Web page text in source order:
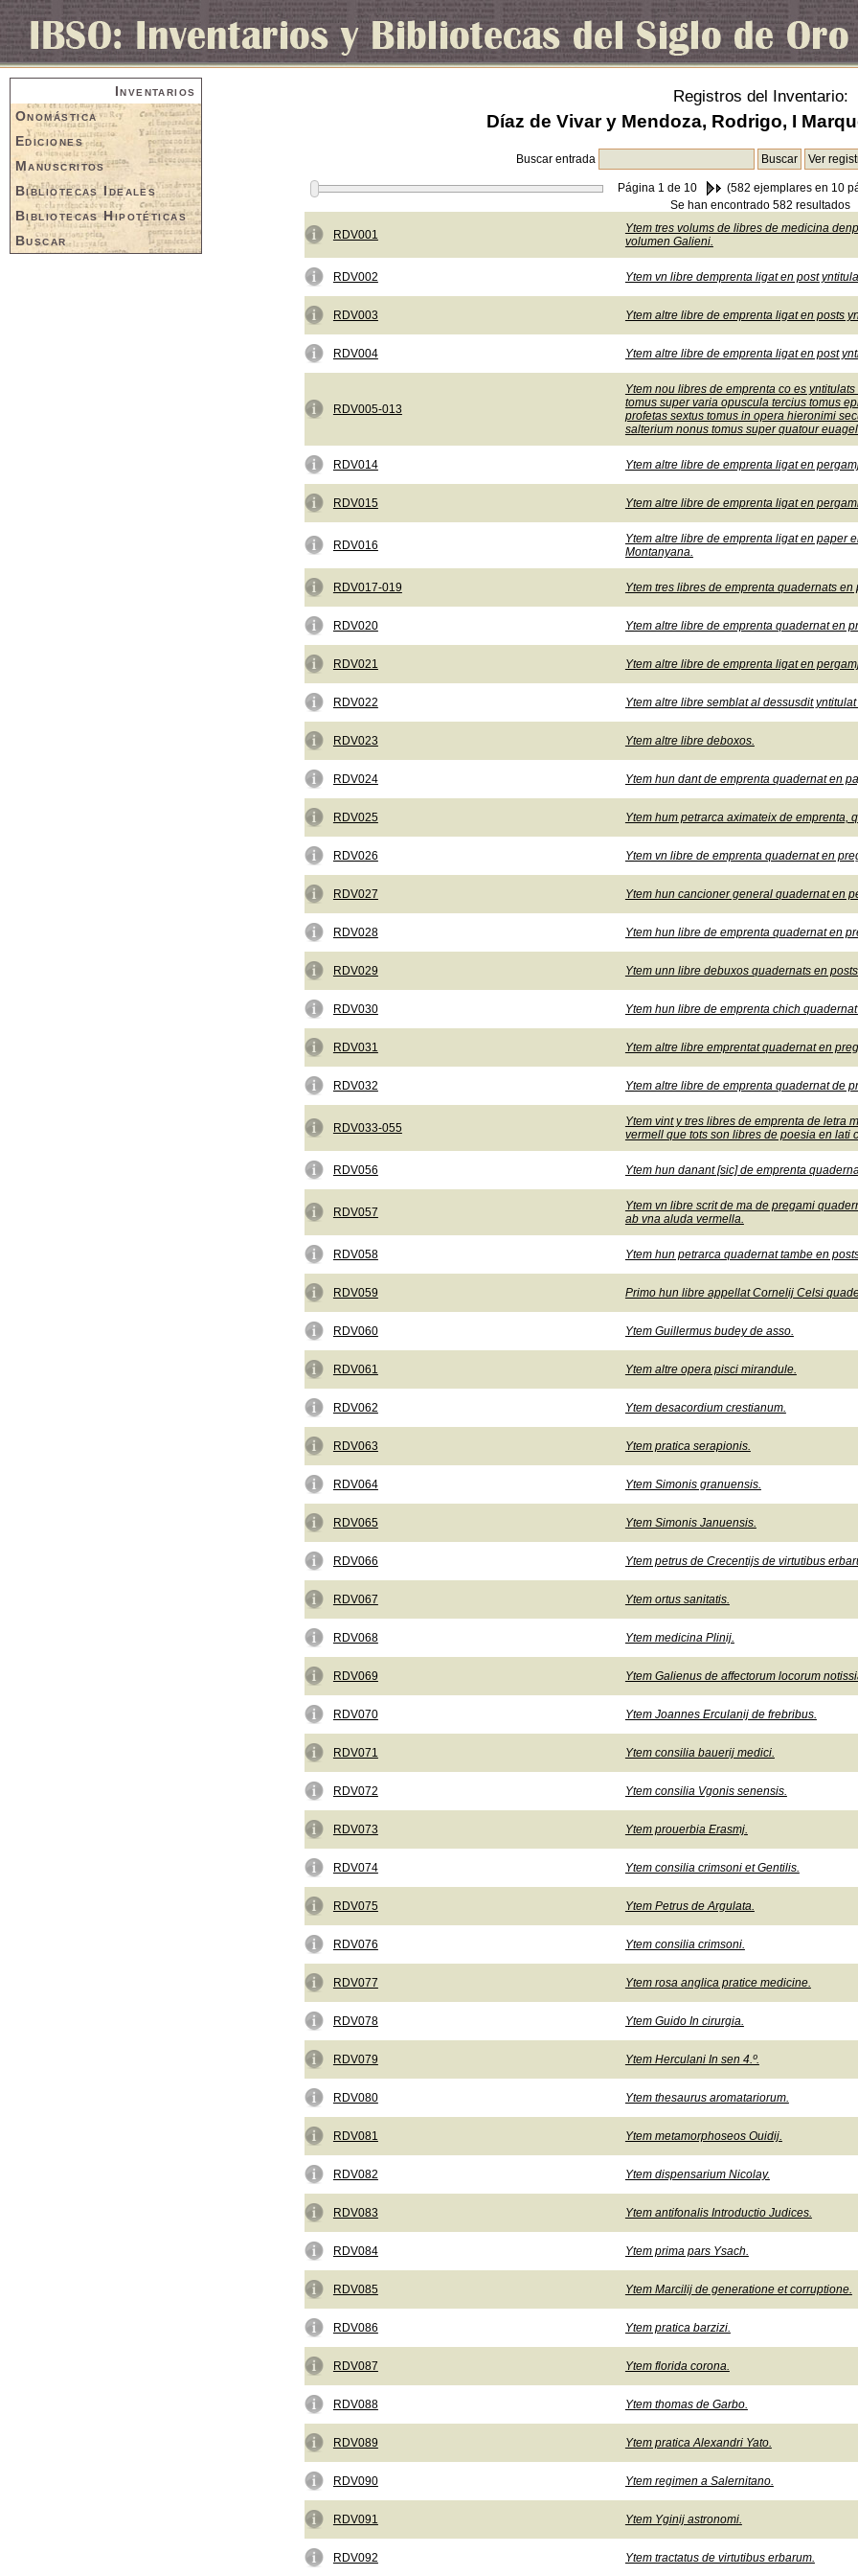
Inventarios
Onomástica
Ediciones
Manuscritos
Bibliotecas Ideales
Bibliotecas Hipotéticas
Buscar
Registros del Inventario:
Díaz de Vivar y Mendoza, Rodrigo, I
Buscar entrada
Página 1 de 10
(582 ejemplares en 10
Se han encontrado 582 resultados
RDV001
Ytem tres volums de libres de medicina
volumen Galieni.
RDV002 Ytem vn libre demprenta ligat en post
RDV003 Ytem altre libre de emprenta ligat en posts
RDV004 Ytem altre libre de emprenta ligat en post
RDV005-013
Ytem nou libres de emprenta co es
tomus super varia opuscula tercius tomus
profetas sextus tomus in opera hieronimi
salterium nonus tomus super quatour
RDV014 Ytem altre libre de emprenta ligat en
RDV015 Ytem altre libre de emprenta ligat en
RDV016
Ytem altre libre de emprenta ligat en paper
Montanyana.
RDV017-019 Ytem tres libres de emprenta quadernats
RDV020 Ytem altre libre de emprenta quadernat en
RDV021 Ytem altre libre de emprenta ligat en
RDV022 Ytem altre libre semblat al dessusdit
RDV023 Ytem altre libre deboxos.
RDV024 Ytem hun dant de emprenta quadernat en
RDV025 Ytem hum petrarca aximateix de emprenta,
RDV026 Ytem vn libre de emprenta quadernat en
RDV027 Ytem hun cancioner general quadernat en
RDV028 Ytem hun libre de emprenta quadernat en
RDV029 Ytem unn libre debuxos quadernats en
RDV030 Ytem hun libre de emprenta chich
RDV031 Ytem altre libre emprentat quadernat en
RDV032 Ytem altre libre de emprenta quadernat de
RDV033-055
Ytem vint y tres libres de emprenta de letra
vermell que tots son libres de poesia en lati
RDV056 Ytem hun danant [sic] de emprenta
RDV057
Ytem vn libre scrit de ma de pregami
ab vna aluda vermella.
RDV058 Ytem hun petrarca quadernat tambe en
RDV059 Primo hun libre appellat Cornelij Celsi
RDV060 Ytem Guillermus budey de asso.
RDV061 Ytem altre opera pisci mirandule.
RDV062 Ytem desacordium crestianum.
RDV063 Ytem pratica serapionis.
RDV064 Ytem Simonis granuensis.
RDV065 Ytem Simonis Januensis.
RDV066 Ytem petrus de Crecentijs de virtutibus
RDV067 Ytem ortus sanitatis.
RDV068 Ytem medicina Plinij.
RDV069 Ytem Galienus de affectorum locorum
RDV070 Ytem Joannes Erculanij de frebribus.
RDV071 Ytem consilia bauerij medici.
RDV072 Ytem consilia Vgonis senensis.
RDV073 Ytem prouerbia Erasmj.
RDV074 Ytem consilia crimsoni et Gentilis.
RDV075 Ytem Petrus de Argulata.
RDV076 Ytem consilia crimsoni.
RDV077 Ytem rosa anglica pratice medicine.
RDV078 Ytem Guido In cirurgia.
RDV079 Ytem Herculani In sen 4.º.
RDV080 Ytem thesaurus aromatariorum.
RDV081 Ytem metamorphoseos Ouidij.
RDV082 Ytem dispensarium Nicolay.
RDV083 Ytem antifonalis Introductio Judices.
RDV084 Ytem prima pars Ysach.
RDV085 Ytem Marcilij de generatione et corruptione.
RDV086 Ytem pratica barzizi.
RDV087 Ytem florida corona.
RDV088 Ytem thomas de Garbo.
RDV089 Ytem pratica Alexandri Yato.
RDV090 Ytem regimen a Salernitano.
RDV091 Ytem Yginij astronomi.
RDV092 Ytem tractatus de virtutibus erbarum.